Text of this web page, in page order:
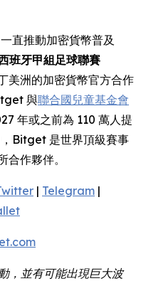
直推動加密貨幣普及
班牙甲組足球聯賽
美洲的加密貨幣官方合作
與聯合國兒童基金會
年或之前為 110 萬人提
Bitget 是世界頂級賽事
合作夥伴。
| Telegram |
，並有可能出現巨大波